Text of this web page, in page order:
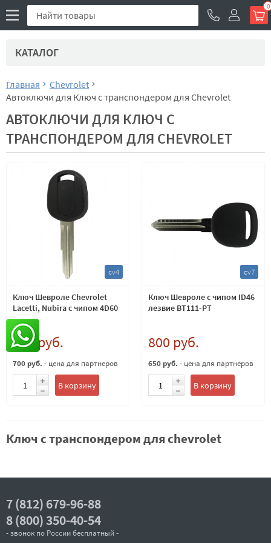
0
КАТАЛОГ
Главная
Chevrolet
Автоключи для Ключ с транспондером для Chevrolet
АВТОКЛЮЧИ ДЛЯ КЛЮЧ С
ТРАНСПОНДЕРОМ ДЛЯ CHEVROLET
cv4
Ключ Шевроле Chevrolet
Lacetti, Nubira с чипом 4D60
800 руб.
700 руб. - цена для партнеров
В корзину
cv7
Ключ Шевроле с чипом ID46
лезвие BT111-PT
800 руб.
650 руб. - цена для партнеров
В корзину
Ключ с транспондером для chevrolet
7 (812) 679-96-88
8 (800) 350-40-54
- звонок по России бесплатный -